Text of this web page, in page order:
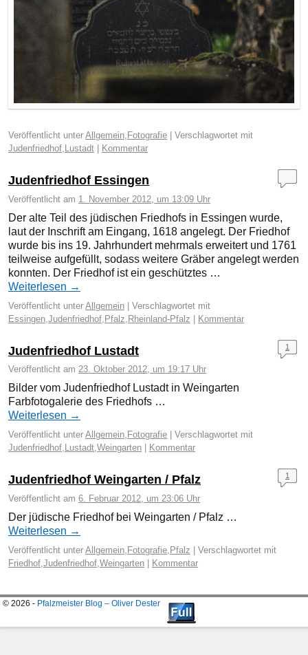
Veröffentlicht unter Allgemein, Fotografie
Verschlagwortet mit
Judenfriedhof, Lustadt Kommentar
Judenfriedhof Essingen
Veröffentlicht am 1. November 2012, um 13:09 Uhr
Der alte Teil des jüdischen Friedhofs in Essingen wurde,
laut der Inschrift am Eingang, 1618 angelegt. Der Friedhof
wurde bis ins 19. Jahrhundert mehrmals erweitert und 1761
teilweise aufgefüllt, sodass weitere Gräber angelegt werden
konnten. Der Friedhof ist ein geschütztes …
Weiterlesen →
Veröffentlicht unter Allgemein | Verschlagwortet mit
Essingen Judenfriedhof Pfalz Rheinland-Pfalz | Kommentar
Judenfriedhof Lustadt
Veröffentlicht am 23. Oktober 2012, um 19:17 Uhr
1
Bilder vom Judenfriedhof Lustadt in Weingarten
Farbfotogalerie des Friedhofs …
Weiterlesen →
Veröffentlicht unter Allgemein, Fotografie
Verschlagwortet mit
Judenfriedhof, Lustadt,Weingarten Kommentar
Judenfriedhof Weingarten / Pfalz
Veröffentlicht am 6. Februar 2012, um 23:06 Uhr
1
Der jüdische Friedhof bei Weingarten / Pfalz …
Weiterlesen →
Veröffentlicht unter Allgemein Fotografie Pfalz
Verschlagwortet mit
Friedhof Judenfriedhof Weingarten Kommentar
© 2026 - Pfalzmeister Blog – Oliver Dester